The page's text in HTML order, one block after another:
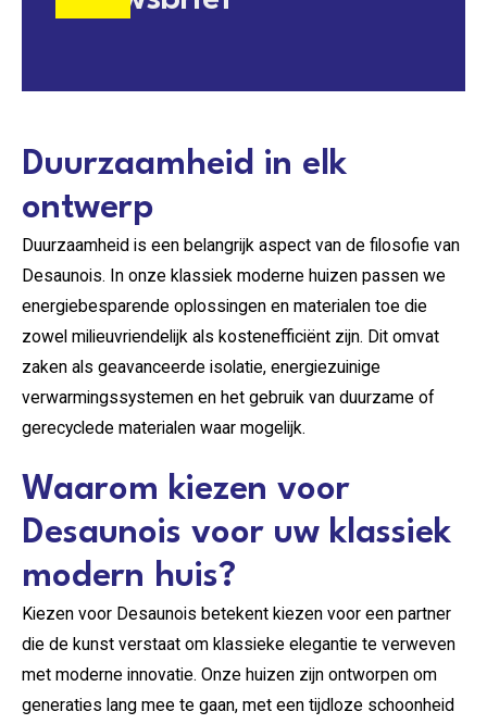
Duurzaamheid in elk
ontwerp
Duurzaamheid is een belangrijk aspect van de filosofie van
Desaunois. In onze klassiek moderne huizen passen we
energiebesparende oplossingen en materialen toe die
zowel milieuvriendelijk als kostenefficiënt zijn. Dit omvat
zaken als geavanceerde isolatie, energiezuinige
verwarmingssystemen en het gebruik van duurzame of
gerecyclede materialen waar mogelijk.
Waarom kiezen voor
Desaunois voor uw klassiek
modern huis?
Kiezen voor Desaunois betekent kiezen voor een partner
die de kunst verstaat om klassieke elegantie te verweven
met moderne innovatie. Onze huizen zijn ontworpen om
generaties lang mee te gaan, met een tijdloze schoonheid